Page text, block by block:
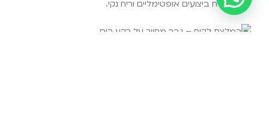
להבטיח ביצועים אופטימליים וריח נקי.